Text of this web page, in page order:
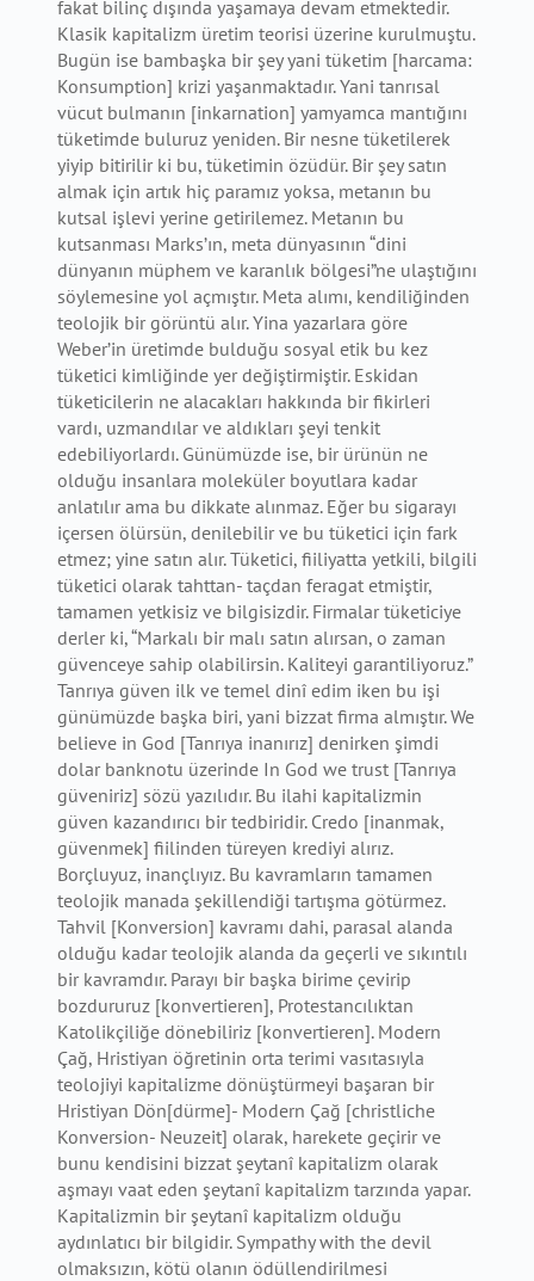
fakat bilinç dışında yaşamaya devam etmektedir.
Klasik kapitalizm üretim teorisi üzerine kurulmuştu.
Bugün ise bambaşka bir şey yani tüketim [harcama:
Konsumption] krizi yaşanmaktadır. Yani tanrısal
vücut bulmanın [inkarnation] yamyamca mantığını
tüketimde buluruz yeniden. Bir nesne tüketilerek
yiyip bitirilir ki bu, tüketimin özüdür. Bir şey satın
almak için artık hiç paramız yoksa, metanın bu
kutsal işlevi yerine getirilemez. Metanın bu
kutsanması Marks’ın, meta dünyasının “dini
dünyanın müphem ve karanlık bölgesi”ne ulaştığını
söylemesine yol açmıştır. Meta alımı, kendiliğinden
teolojik bir görüntü alır. Yina yazarlara göre
Weber’in üretimde bulduğu sosyal etik bu kez
tüketici kimliğinde yer değiştirmiştir. Eskidan
tüketicilerin ne alacakları hakkında bir fikirleri
vardı, uzmandılar ve aldıkları şeyi tenkit
edebiliyorlardı. Günümüzde ise, bir ürünün ne
olduğu insanlara moleküler boyutlara kadar
anlatılır ama bu dikkate alınmaz. Eğer bu sigarayı
içersen ölürsün, denilebilir ve bu tüketici için fark
etmez; yine satın alır. Tüketici, fiiliyatta yetkili, bilgili
tüketici olarak tahttan- taçdan feragat etmiştir,
tamamen yetkisiz ve bilgisizdir. Firmalar tüketiciye
derler ki, “Markalı bir malı satın alırsan, o zaman
güvenceye sahip olabilirsin. Kaliteyi garantiliyoruz.”
Tanrıya güven ilk ve temel dinî edim iken bu işi
günümüzde başka biri, yani bizzat firma almıştır. We
believe in God [Tanrıya inanırız] denirken şimdi
dolar banknotu üzerinde In God we trust [Tanrıya
güveniriz] sözü yazılıdır. Bu ilahi kapitalizmin
güven kazandırıcı bir tedbiridir. Credo [inanmak,
güvenmek] fiilinden türeyen krediyi alırız.
Borçluyuz, inançlıyız. Bu kavramların tamamen
teolojik manada şekillendiği tartışma götürmez.
Tahvil [Konversion] kavramı dahi, parasal alanda
olduğu kadar teolojik alanda da geçerli ve sıkıntılı
bir kavramdır. Parayı bir başka birime çevirip
bozdururuz [konvertieren], Protestancılıktan
Katolikçiliğe dönebiliriz [konvertieren]. Modern
Çağ, Hristiyan öğretinin orta terimi vasıtasıyla
teolojiyi kapitalizme dönüştürmeyi başaran bir
Hristiyan Dön[dürme]- Modern Çağ [christliche
Konversion- Neuzeit] olarak, harekete geçirir ve
bunu kendisini bizzat şeytanî kapitalizm olarak
aşmayı vaat eden şeytanî kapitalizm tarzında yapar.
Kapitalizmin bir şeytanî kapitalizm olduğu
aydınlatıcı bir bilgidir. Sympathy with the devil
olmaksızın, kötü olanın ödüllendirilmesi